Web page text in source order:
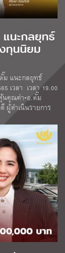
นะกลยุทธ์
ทุนนิยม
ม แนะกลยุทธ์
เวลา เวลา 19.00
นคุณค่า•อ.ตั๊ม
ผู้ดำเนินรายการ